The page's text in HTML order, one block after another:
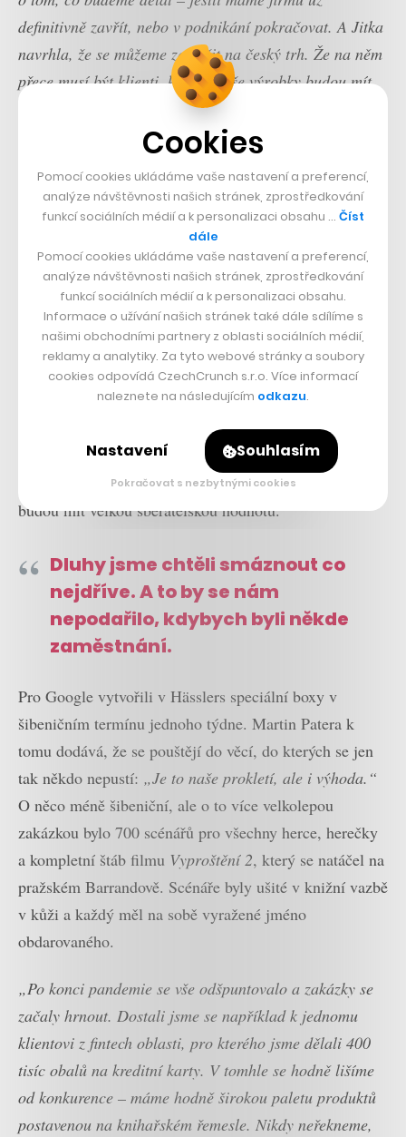
definitivně zavřít, nebo v podnikání pokračovat. A Jitka
navrhla, že se můžeme zaměřit na český trh. Že na něm
přece musí být klienti, kteří o naše výrobky budou mít
zájem. Navíc nám bylo jasné, že firmy budou chtít
během pandemie trochu jinak komunikovat, že budou
obchody. A zážitek z produktu začíná právě u obalu,“
popisuje Martin Patera.
Nastalo tak období, které by se dalo označit jako
podomní prodej. Martin Patera vzal krabici s ukázkou
nejlepších výrobků a chodil od agentury k agentuře. A
zabralo to. Přes české i anglické marketingové firmy tak
začali přibývat noví klienti, mezi kterými byl i Google,
Rimmel nebo Marvel. Pro ten připravili 128 velkých
Marvel’s Midnight Suns
dvaceti gravírovanými kartičkami. Boxy se rozesílaly
influencerům po celém světě a počítalo se s tím, že
budou mít velkou sběratelskou hodnotu.
Dluhy jsme chtěli smáznout co
nejdříve. A to by se nám
nepodařilo, kdybych byli někde
zaměstnání.
Pro Google vytvořili v Hässlers speciální boxy v
šibeničním termínu jednoho týdne. Martin Patera k
tomu dodává, že se pouštějí do věcí, do kterých se jen
tak někdo nepustí: „Je to naše prokletí, ale i výhoda.“
O něco méně šibeniční, ale o to více velkolepou
zakázkou bylo 700 scénářů pro všechny herce, herečky
a kompletní štáb filmu Vyproštění 2, který se natáčel na
pražském Barrandově. Scénáře byly ušité v knižní vazbě
v kůži a každý měl na sobě vyražené jméno
obdarovaného.
„Po konci pandemie se vše odšpuntovalo a zakázky se
začaly hrnout. Dostali jsme se například k jednomu
klientovi z fintech oblasti, pro kterého jsme dělali 400
tisíc obalů na kreditní karty. V tomhle se hodně lišíme
od konkurence – máme hodně širokou paletu produktů
postavenou na knihařském řemesle. Nikdy neřekneme,
Cookies
Pomocí cookies ukládáme vaše nastavení a preferencí,
analýze návštěvnosti našich stránek, zprostředkování
funkcí sociálních médií a k personalizaci obsahu … Číst
dále
Pomocí cookies ukládáme vaše nastavení a preferencí,
analýze návštěvnosti našich stránek, zprostředkování
funkcí sociálních médií a k personalizaci obsahu.
Informace o užívání našich stránek také dále sdílíme s
našimi obchodními partnery z oblasti sociálních médií,
reklamy a analytiky. Za tyto webové stránky a soubory
cookies odpovídá CzechCrunch s.r.o. Více informací
naleznete na následujícím odkazu.
Nastavení Souhlasím
Pokračovat s nezbytnými cookies